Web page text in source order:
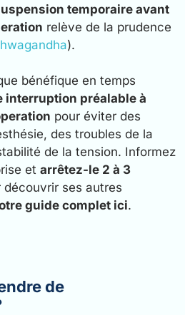
temporaire avant
relève de la prudence
).
bénéfique en temps
interruption préalable à
pour éviter des
des troubles de la
de la tension. Informez
et arrêtez-le 2 à 3
découvrir ses autres
guide complet ici.
de